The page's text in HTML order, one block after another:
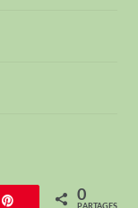
Épingle 0